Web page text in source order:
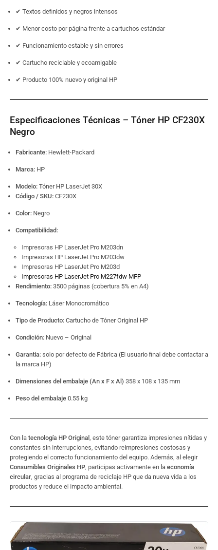
✔ Textos definidos y negros intensos
✔ Menor costo por página frente a cartuchos estándar
✔ Funcionamiento estable y sin errores
✔ Cartucho reciclable y ecoamigable
✔ Producto 100% nuevo y original HP
Especificaciones Técnicas – Tóner HP CF230X
Negro
Fabricante: Hewlett-Packard
Marca: HP
Modelo: Tóner HP LaserJet 30X
Código / SKU: CF230X
Color: Negro
Compatibilidad:
Impresoras HP LaserJet Pro M203dn
Impresoras HP LaserJet Pro M203dw
Impresoras HP LaserJet Pro M203d
Impresoras HP LaserJet Pro M227fdw MFP
Rendimiento: 3500 páginas (cobertura 5% en A4)
Tecnología: Láser Monocromático
Tipo de Producto: Cartucho de Tóner Original HP
Condición: Nuevo – Original
Garantía: solo por defecto de Fábrica (El usuario final debe contactar a
la marca HP)
Dimensiones del embalaje (An x F x Al) 358 x 108 x 135 mm
Peso del embalaje 0.55 kg
Con la tecnología HP Original , este tóner garantiza impresiones nítidas y
constantes sin interrupciones, evitando reimpresiones costosas y
protegiendo el correcto funcionamiento del equipo. Además, al elegir
Consumibles Originales HP, participas activamente en la economía
circular, gracias al programa de reciclaje HP que da nueva vida a los
productos y reduce el impacto ambiental.